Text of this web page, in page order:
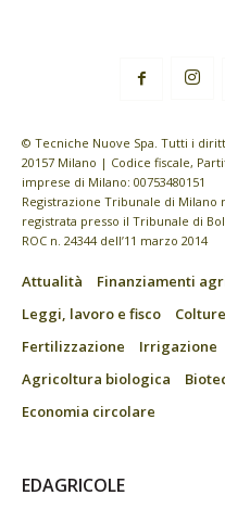
© Tecniche Nuove Spa. Tutti i
20157 Milano | Codice fiscale,
imprese di Milano: 00753480151
Registrazione Tribunale di Milano
registrata presso il Tribunale di
ROC n. 24344 dell’11 marzo 2014
Attualità Finanziamenti
Leggi, lavoro e fisco
Colture
Fertilizzazione
Irrigazione
Agricoltura biologica
Economia circolare
EDAGRICOLE